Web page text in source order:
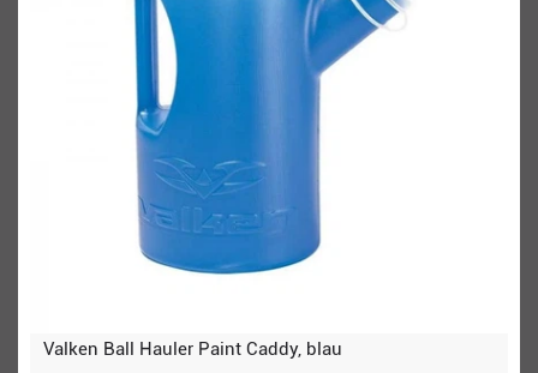
Valken Ball Hauler Paint Caddy, blau